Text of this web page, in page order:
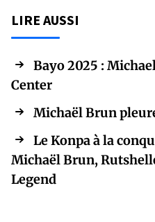
LIRE AUSSI
Bayo 2025 :
Center
Michaël Brun
Le Konpa à la
Michaël Brun,
Legend